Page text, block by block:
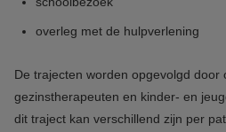
overleg met de hulpverlening
De trajecten worden opgevolgd door
gezinstherapeuten en kinder- en
dit traject kan verschillend zijn per